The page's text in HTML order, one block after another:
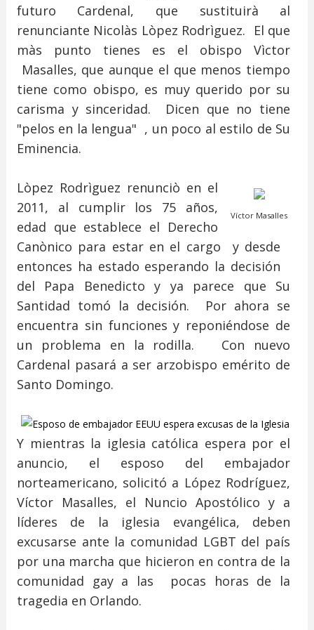
futuro Cardenal, que sustituirà al
renunciante Nicolàs Lòpez Rodrìguez. El que
màs punto tienes es el obispo Vìctor
Masalles, que aunque el que menos tiempo
tiene como obispo, es muy querido por su
carisma y sinceridad. Dicen que no tiene
"pelos en la lengua" , un poco al estilo de Su
Eminencia.
Víctor Masalles
Lòpez Rodrìguez renunciò en el
2011, al cumplir los 75 años,
edad que establece el Derecho
Canònico para estar en el cargo y desde
entonces ha estado esperando la decisión
del Papa Benedicto y ya parece que Su
Santidad tomó la decisión. Por ahora se
encuentra sin funciones y reponiéndose de
un problema en la rodilla. Con nuevo
Cardenal pasará a ser arzobispo emérito de
Santo Domingo.
Y mientras la iglesia católica espera por el
anuncio, el esposo del embajador
norteamericano, solicitó a López Rodríguez,
Víctor Masalles, el Nuncio Apostólico y a
líderes de la iglesia evangélica, deben
excusarse ante la comunidad LGBT del país
por una marcha que hicieron en contra de la
comunidad gay a las pocas horas de la
tragedia en Orlando.